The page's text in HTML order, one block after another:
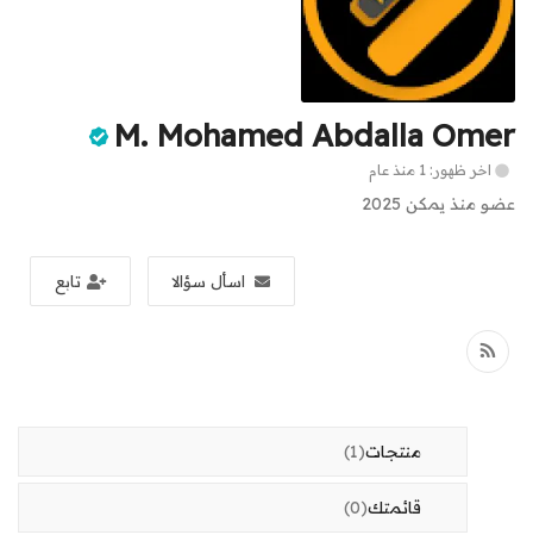
فئات
الرئيسية
قائمتك
مدونة سوق عمان
المتجر
تسجيل حساب جديد
M. Mohamed Abdalla Omer
اخر ظهور: 1 منذ عام
عضو منذ يمكن 2025
اسأل سؤالا تابع
منتجات(1)
قائمتك(0)